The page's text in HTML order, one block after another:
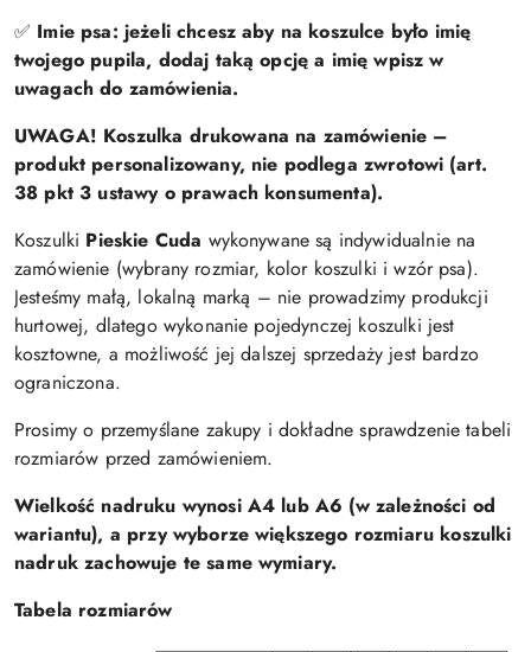
✅ Imie psa: jeżeli chcesz aby na koszulce było imię
twojego pupila, dodaj taką opcję a imię wpisz w
uwagach do zamówienia.
UWAGA! Koszulka drukowana na zamówienie –
produkt personalizowany, nie podlega zwrotowi (art.
38 pkt 3 ustawy o prawach konsumenta).
Koszulki Pieskie Cuda wykonywane są indywidualnie na
zamówienie (wybrany rozmiar, kolor koszulki i wzór psa).
Jesteśmy małą, lokalną marką – nie prowadzimy produkcji
hurtowej, dlatego wykonanie pojedynczej koszulki jest
kosztowne, a możliwość jej dalszej sprzedaży jest bardzo
ograniczona.
Prosimy o przemyślane zakupy i dokładne sprawdzenie tabeli
rozmiarów przed zamówieniem.
Wielkość nadruku wynosi A4 lub A6 (w zależności od
wariantu), a przy wyborze większego rozmiaru koszulki
nadruk zachowuje te same wymiary.
Tabela rozmiarów